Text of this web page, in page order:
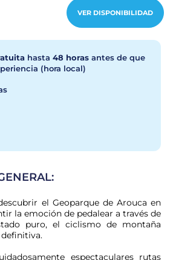
VER DISPONIBILIDAD
hasta 48 horas antes de que
(hora local)
el Geoparque de Arouca en
la emoción de pedalear a través de
puro, el ciclismo de montaña
definitiva.
espectaculares rutas